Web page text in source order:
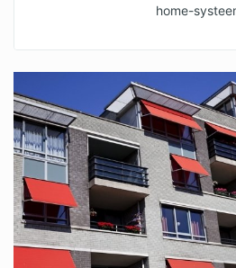
home-